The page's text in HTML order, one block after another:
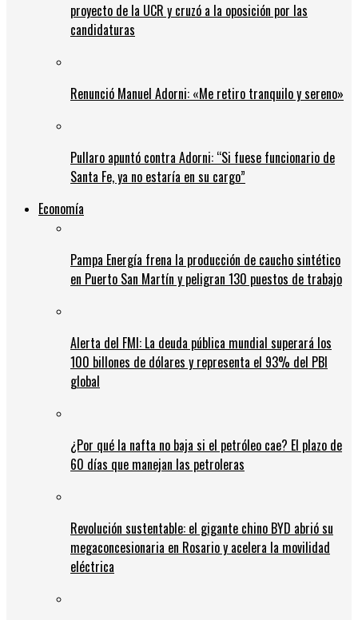
proyecto de la UCR y cruzó a la oposición por las
candidaturas
Renunció Manuel Adorni: «Me retiro tranquilo y sereno»
Pullaro apuntó contra Adorni: “Si fuese funcionario de
Santa Fe, ya no estaría en su cargo”
Economía
Pampa Energía frena la producción de caucho sintético
en Puerto San Martín y peligran 130 puestos de trabajo
Alerta del FMI: La deuda pública mundial superará los
100 billones de dólares y representa el 93% del PBI
global
¿Por qué la nafta no baja si el petróleo cae? El plazo de
60 días que manejan las petroleras
Revolución sustentable: el gigante chino BYD abrió su
megaconcesionaria en Rosario y acelera la movilidad
eléctrica